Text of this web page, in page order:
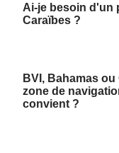
Ai-je besoin d'un
Caraïbes ?
BVI, Bahamas
zone de
convient ?